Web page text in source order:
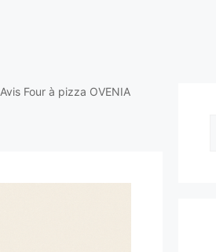
Avis Four à pizza OVENIA